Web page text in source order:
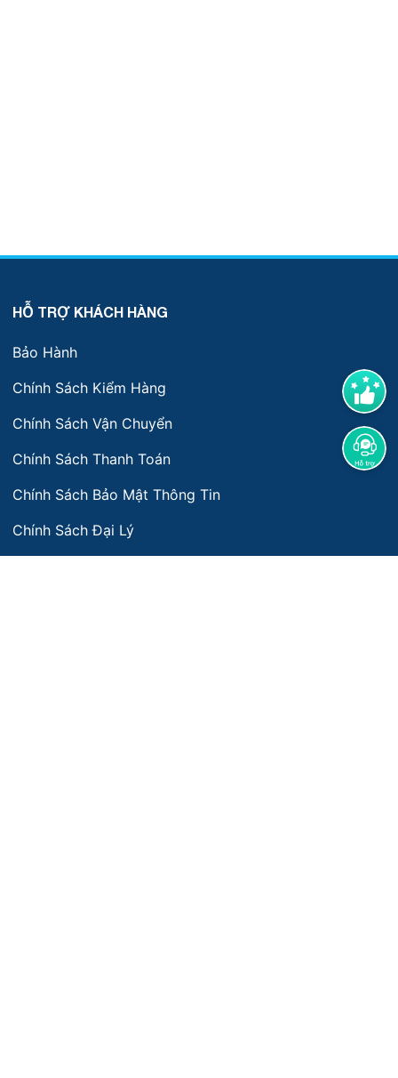
HỖ TRỢ KHÁCH HÀNG
Bảo Hành
Chính Sách Kiểm Hàng
Chính Sách Vận Chuyển
Chính Sách Thanh Toán
Chính Sách Bảo Mật Thông Tin
Chính Sách Đại Lý